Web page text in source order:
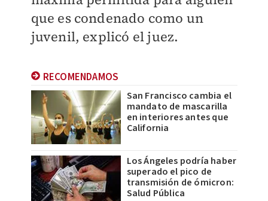
que es condenado como un
juvenil, explicó el juez.
RECOMENDAMOS
San Francisco cambia el
mandato de mascarilla
en interiores antes que
California
Los Ángeles podría haber
superado el pico de
transmisión de ómicron:
Salud Pública